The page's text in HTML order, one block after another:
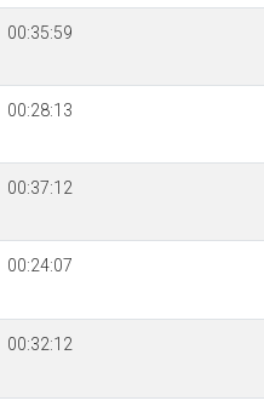
00:35:59
00:28:13
00:37:12
00:24:07
00:32:12